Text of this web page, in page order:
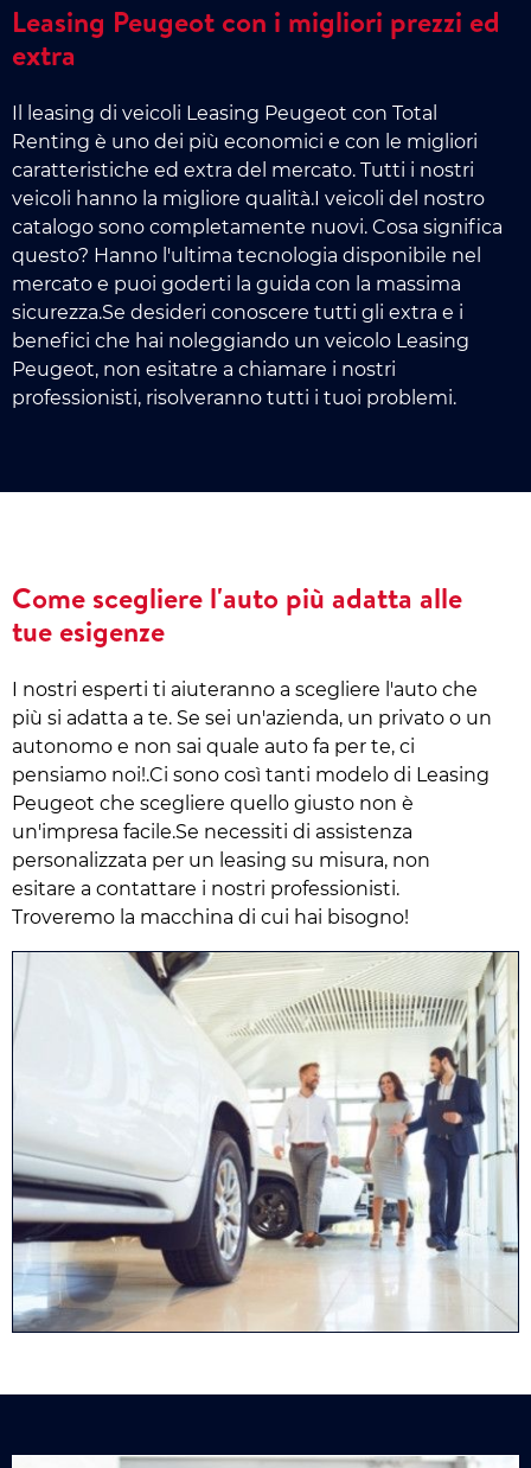
Leasing Peugeot con i migliori prezzi ed
extra
Il leasing di veicoli Leasing Peugeot con Total
Renting è uno dei più economici e con le migliori
caratteristiche ed extra del mercato. Tutti i nostri
veicoli hanno la migliore qualità.I veicoli del nostro
catalogo sono completamente nuovi. Cosa significa
questo? Hanno l'ultima tecnologia disponibile nel
mercato e puoi goderti la guida con la massima
sicurezza.Se desideri conoscere tutti gli extra e i
benefici che hai noleggiando un veicolo Leasing
Peugeot, non esitatre a chiamare i nostri
professionisti, risolveranno tutti i tuoi problemi.
Come scegliere l'auto più adatta alle
tue esigenze
I nostri esperti ti aiuteranno a scegliere l'auto che
più si adatta a te. Se sei un'azienda, un privato o un
autonomo e non sai quale auto fa per te, ci
pensiamo noi!.Ci sono così tanti modelo di Leasing
Peugeot che scegliere quello giusto non è
un'impresa facile.Se necessiti di assistenza
personalizzata per un leasing su misura, non
esitare a contattare i nostri professionisti.
Troveremo la macchina di cui hai bisogno!